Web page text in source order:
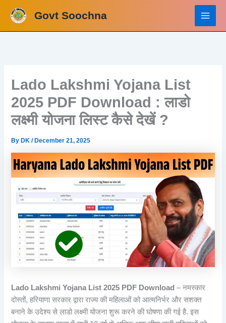
content
Govt Soochna
Lado Lakshmi Yojana List
2025 PDF Download : लाडो
लक्ष्मी योजना लिस्ट कैसे देखें ?
By DK/ December 21, 2025
Lado Lakshmi Yojana List 2025 PDF Download– नमस्कार
दोस्तों, हरियाणा सरकार द्वारा राज्य की महिलाओं को आत्मनिर्भर और सशक्त
बनाने के उदेश्य से लाडो लक्ष्मी योजना शुरू करने की घोषणा की गई है. इस